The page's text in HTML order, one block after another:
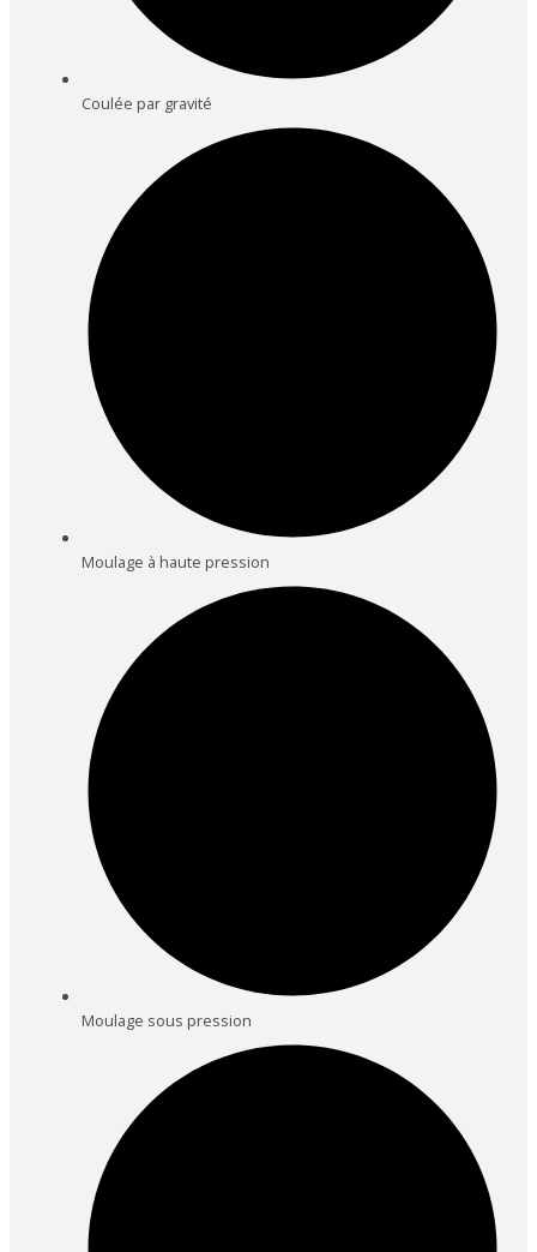
Coulée par gravité
Moulage à haute pression
Moulage sous pression